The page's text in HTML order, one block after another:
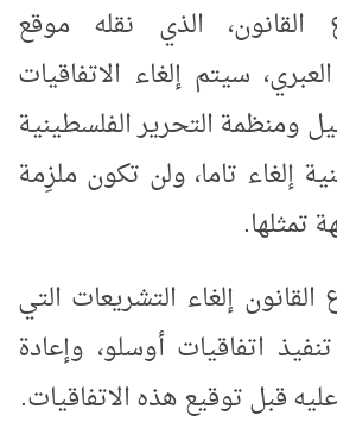
الذي نقله موقع
سيتم إلغاء الاتفاقيات
ومنظمة التحرير الفلسطينية
إلغاء تاما، ولن تكون ملزِمة
تمثلها.
إلغاء التشريعات التي
اتفاقيات أوسلو، وإعادة
قبل توقيع هذه الاتفاقيات.